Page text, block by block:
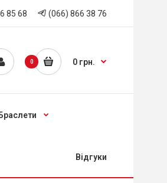
85 68 (066) 866 38 76
0 0 грн.
Браслети
Відгуки